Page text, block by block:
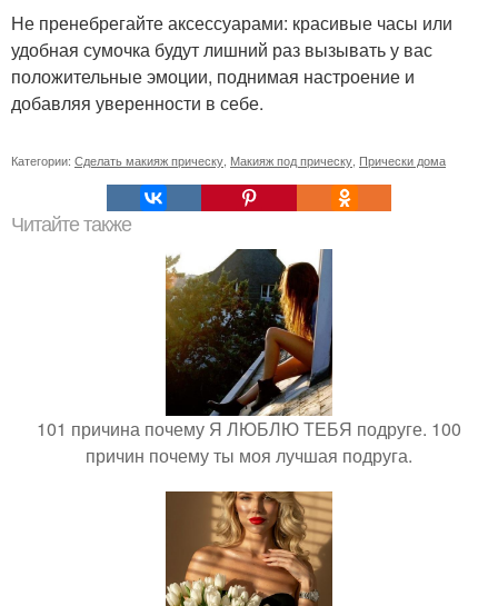
Не пренебрегайте аксессуарами: красивые часы или
удобная сумочка будут лишний раз вызывать у вас
положительные эмоции, поднимая настроение и
добавляя уверенности в себе.
Категории: Сделать макияж прическу Макияж под прическу Прически дома
Читайте также
101 причина почему Я ЛЮБЛЮ ТЕБЯ подруге. 100
причин почему ты моя лучшая подруга.